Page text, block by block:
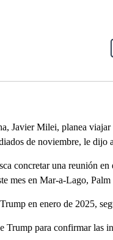
NOTIFICATIONS ABOUT NEW
Javier Milei, planea viajar
de noviembre, le dijo
concretar una reunión
mes en Mar-a-Lago,
en enero de 2025,
Trump para confirmar las